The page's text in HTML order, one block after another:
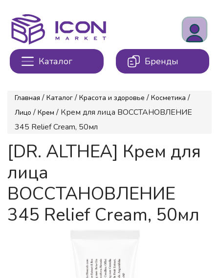
Каталог Бренды
Главная / Каталог / Красота и здоровье / Косметика /
Лицо / Крем / Крем для лица ВОССТАНОВЛЕНИЕ
345 Relief Cream, 50мл
[DR. ALTHEA] Крем для
лица
ВОССТАНОВЛЕНИЕ
345 Relief Cream, 50мл